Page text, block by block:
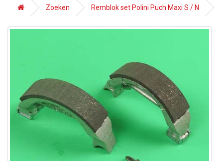
Zoeken Remblok set Polini Puch Maxi S / N